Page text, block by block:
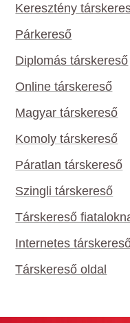
Keresztény
Párkereső
Diplomás társkereső
Online társkereső
Magyar társkereső
Komoly társkereső
Páratlan társkereső
Szingli társkereső
Társkereső
Internetes
Társkereső oldal